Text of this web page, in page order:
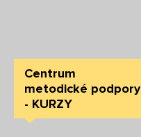
Centrum
metodické podpory
- KURZY